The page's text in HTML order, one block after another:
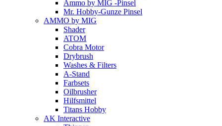
Ammo by MIG -Pinsel
Mr. Hobby-Gunze Pinsel
AMMO by MIG
Shader
ATOM
Cobra Motor
Drybrush
Washes & Filters
A-Stand
Farbsets
Oilbrusher
Hilfsmittel
Titans Hobby
AK Interactive